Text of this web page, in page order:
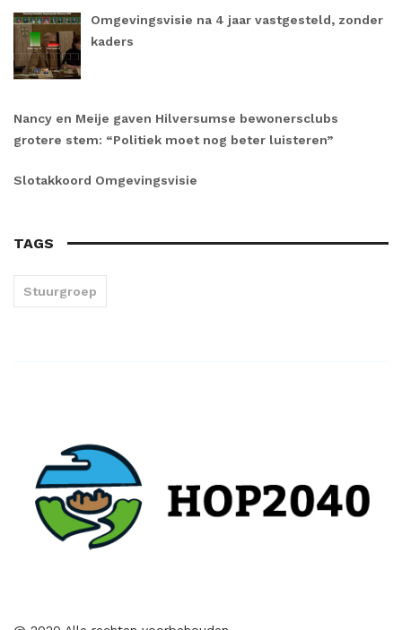
Omgevingsvisie na 4 jaar vastgesteld, zonder
kaders
Nancy en Meije gaven Hilversumse bewonersclubs
grotere stem: “Politiek moet nog beter luisteren”
Slotakkoord Omgevingsvisie
TAGS
Stuurgroep